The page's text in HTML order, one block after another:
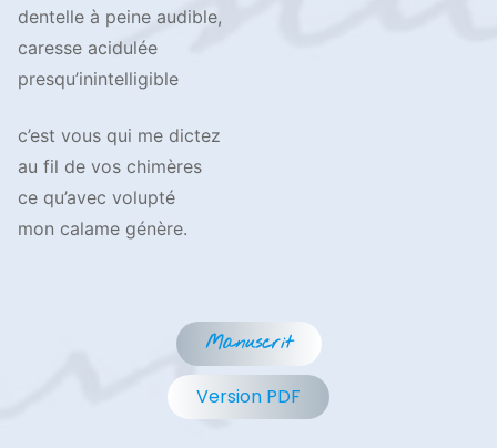
dentelle à peine audible,
caresse acidulée
presqu’inintelligible
c’est vous qui me dictez
au fil de vos chimères
ce qu’avec volupté
mon calame génère.
Manuscrit
Version PDF